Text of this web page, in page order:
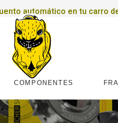
automático en tu carro
COMPONENTES